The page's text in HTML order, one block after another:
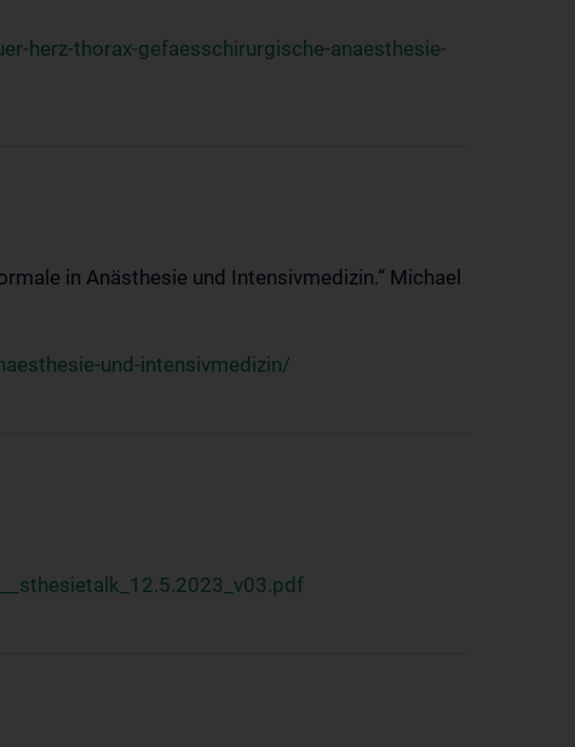
herz-thorax-gefaesschirurgische-anaesthesie-
in Anästhesie und Intensivmedizin.“ Michael
und-intensivmedizin/